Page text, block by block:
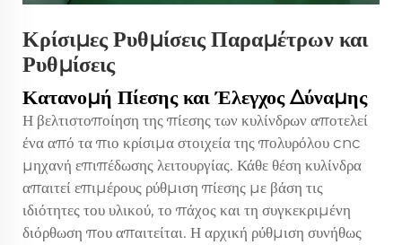
Κρίσιμες Ρυθμίσεις Παραμέτρων και
Ρυθμίσεις
Κατανομή Πίεσης και Έλεγχος Δύναμης
Η βελτιστοποίηση της πίεσης των κυλίνδρων αποτελεί
ένα από τα πιο κρίσιμα στοιχεία της πολυρόλου cnc
μηχανή επιπέδωσης λειτουργίας. Κάθε θέση κυλίνδρα
απαιτεί επιμέρους ρύθμιση πίεσης με βάση τις
ιδιότητες του υλικού, το πάχος και τη συγκεκριμένη
διόρθωση που απαιτείται. Η αρχική ρύθμιση συνήθως